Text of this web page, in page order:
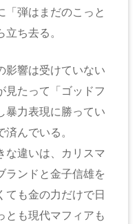
「弾はまだのこっと
ち去る。
影響は受けていない
見たって「ゴッドフ
暴力表現に勝ってい
んでいる。
な違いは、カリスマ
ランドと金子信雄を
ても金の力だけで日
とも現代マフィアも